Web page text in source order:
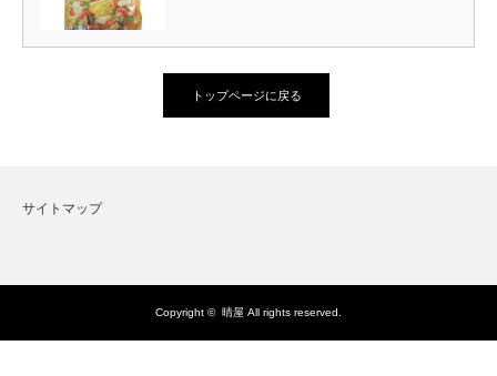
トップページに戻る
サイトマップ
Copyright © 晴屋 All rights reserved.